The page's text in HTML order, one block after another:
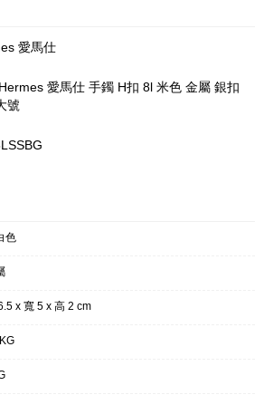
愛馬仕
愛馬仕 手鐲 H扣 8l 米色 金屬 銀扣
號
色
x 寬 5 x 高 2 cm